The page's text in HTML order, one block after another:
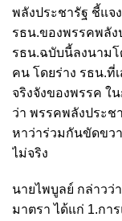
พลังประชารัฐ ชี้แจ
รธน.ของพรรคพลัง
รธน.ฉบับนี้ลงนามโ
คน โดยร่าง รธน.ที่
จริงจังของพรรค ใ
ว่า พรรคพลังประช
หาว่าร่วมกันขัดขว
ไม่จริง
นายไพบูลย์ กล่าวว่
มาตรา ได้แก่ 1.กา